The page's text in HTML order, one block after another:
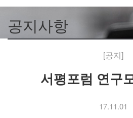
공지사항
[공지]
서평포럼 연구
17.11.01